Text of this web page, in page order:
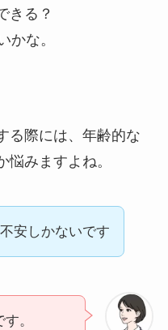
きる？
かな。
る際には、年齢的な
みますよね。
安しかないです
。